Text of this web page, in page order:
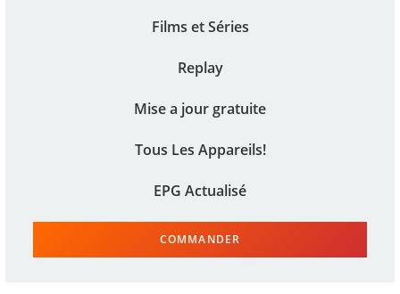
Films et Séries
Replay
Mise a jour gratuite
Tous Les Appareils!
EPG Actualisé
COMMANDER